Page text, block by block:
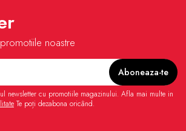
noastre
newsletter cu promotiile magazinului. Afla mai multe in
Te poți dezabona oricând.